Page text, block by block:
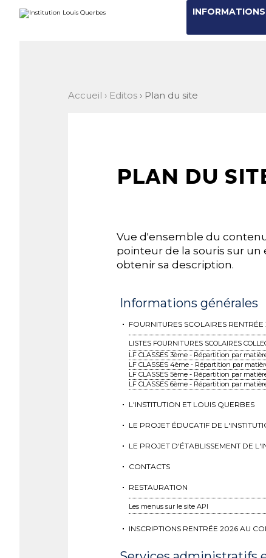
contenu.
personnels
Accueil › Editos › Plan du site
PLAN DU
Vue d'ensemble du
pointeur de la souris sur
obtenir sa description.
Informations générales
FOURNITURES SCOLAIRES
LISTES FOURNITURES SCOLAIRES
LF CLASSES 3ème - Répartition par
LF CLASSES 4ème - Répartition par
LF CLASSES 5ème - Répartition par
LF CLASSES 6ème - Répartition par
L'INSTITUTION ET LOUIS QUERBES
LE PROJET ÉDUCATIF DE
LE PROJET D'ÉTABLISSEMENT DE
CONTACTS
RESTAURATION
Les menus sur le site API
INSCRIPTIONS RENTRÉE 2026 AU